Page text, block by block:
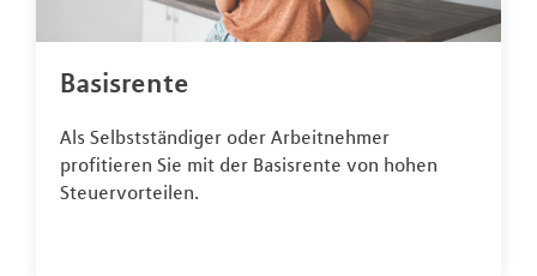
Basisrente
Als Selbstständiger oder Arbeitnehmer
profitieren Sie mit der Basisrente von hohen
Steuervorteilen.